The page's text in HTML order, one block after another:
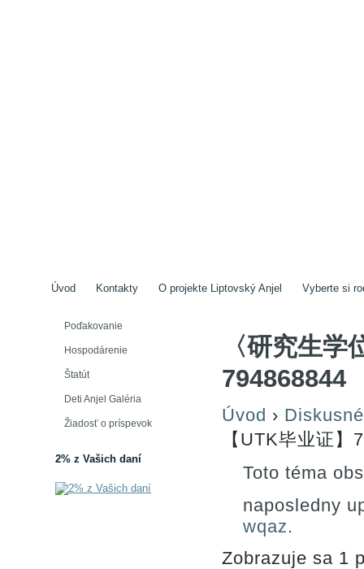
Úvod Kontakty O projekte Liptovský Anjel Vyberte si
Poďakovanie
Hospodárenie
Štatút
Deti Anjel Galéria
Žiadosť o príspevok
2% z Vašich daní
〈研究生
794868844
Úvod ›
【UTK毕业证】
Toto téma
naposledny
wqaz.
Zobrazuje sa 1